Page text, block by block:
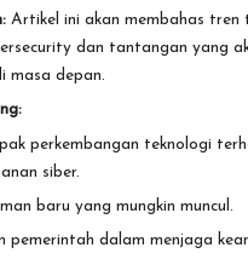
Artikel ini akan membahas tren
dan tantangan yang
masa depan.
perkembangan teknologi
siber.
baru yang mungkin muncul.
pemerintah dalam menjaga